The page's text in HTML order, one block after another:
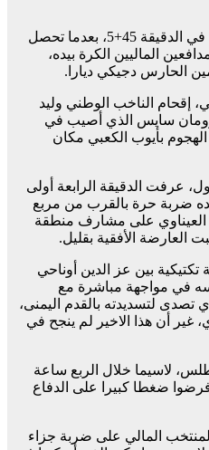
وافتتح إبراهيم دياز باب التسجيل في الدقيقة 45+5، بعدما تحصل
الماليين الكرة بيده،
الحارس دجيكي ديارا.
إقحام الناخب الوطني وليد
رومان سايس الذي أصيب في
الهجوم بأيوب الكعبي مكان
عرفت الدقيقة الرابعة أولى
ضربة حرة بالقرب من مربع
العيناوي على مشارف منطقة
العارضة الأفقية بقليل.
جملة تكتيكية بين عز الدين أوناحي
في مواجهة مباشرة مع
تصدى لتسديدته بالقدم اليمنى،
غير أن هذا الاخير لم ينجح في
لاسيما خلال الربع ساعة
ضغطا كبيرا على الدفاع
المالي على ضربة جزاء